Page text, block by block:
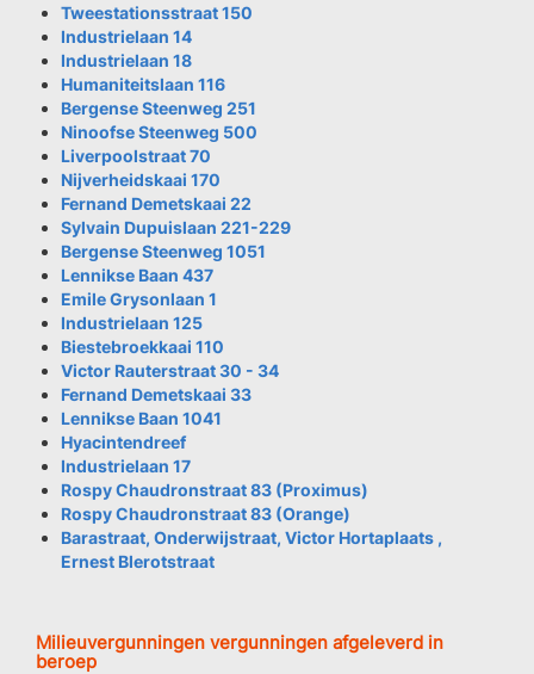
Tweestationsstraat 150
Industrielaan 14
Industrielaan 18
Humaniteitslaan 116
Bergense Steenweg 251
Ninoofse Steenweg 500
Liverpoolstraat 70
Nijverheidskaai 170
Fernand Demetskaai 22
Sylvain Dupuislaan 221-229
Bergense Steenweg 1051
Lennikse Baan 437
Emile Grysonlaan 1
Industrielaan 125
Biestebroekkaai 110
Victor Rauterstraat 30 - 34
Fernand Demetskaai 33
Lennikse Baan 1041
Hyacintendreef
Industrielaan 17
Rospy Chaudronstraat 83 (Proximus)
Rospy Chaudronstraat 83 (Orange)
Barastraat, Onderwijstraat, Victor Hortaplaats ,
Ernest Blerotstraat
Milieuvergunningen vergunningen afgeleverd in
beroep